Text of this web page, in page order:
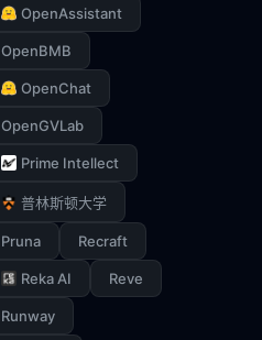
OpenAssistant
OpenBMB
OpenChat
OpenGVLab
Prime Intellect
普林斯顿大学
Pruna Recraft
Reka AI Reve
Runway